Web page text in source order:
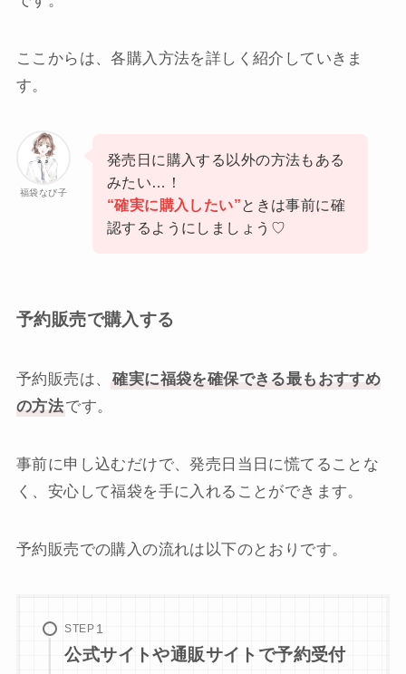
ここからは、各購入方法を詳しく紹介していきま
す。
福袋なび子
発売日に購入する以外の方法もある
みたい…！
“確実に購入したい”ときは事前に確
認するようにしましょう♡
予約販売で購入する
予約販売は、
確実に福袋を確保できる最もおすすめ
の方法です。
事前に申し込むだけで、発売日当日に慌てることな
く、安心して福袋を手に入れることができます。
予約販売での購入の流れは以下のとおりです。
STEP
公式サイトや通販サイトで予約受付